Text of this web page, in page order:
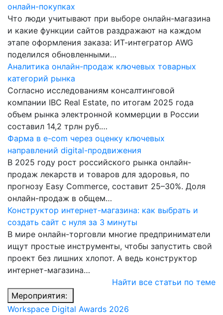
онлайн-покупках
Что люди учитывают при выборе онлайн-магазина
и какие функции сайтов раздражают на каждом
этапе оформления заказа: ИТ-интегратор AWG
поделился обновленными…
Аналитика онлайн-продаж ключевых товарных
категорий рынка
Согласно исследованиям консалтинговой
компании IBC Real Estate, по итогам 2025 года
объем рынка электронной коммерции в России
составил 14,2 трлн руб.…
Фарма в e-com через оценку ключевых
направлений digital-продвижения
В 2025 году рост российского рынка онлайн-
продаж лекарств и товаров для здоровья, по
прогнозу Easy Commerce, составит 25–30%. Доля
онлайн-продаж в общем…
Конструктор интернет-магазина: как выбрать и
создать сайт с нуля за 3 минуты
В мире онлайн-торговли многие предприниматели
ищут простые инструменты, чтобы запустить свой
проект без лишних хлопот. А ведь конструктор
интернет-магазина…
Найти все статьи по теме
Мероприятия:
Workspace Digital Awards 2026